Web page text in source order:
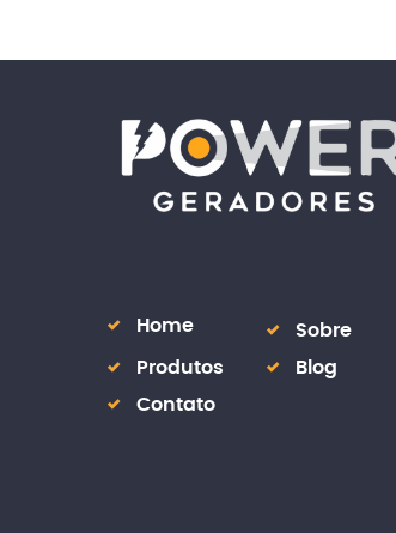
Home
Sobre
Produtos
Blog
Contato